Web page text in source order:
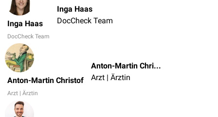
Inga Haas
DocCheck Team
Inga Haas
DocCheck Team
Anton-Martin Christof
Arzt | Ärztin
Anton-Martin Christof
Arzt | Ärztin